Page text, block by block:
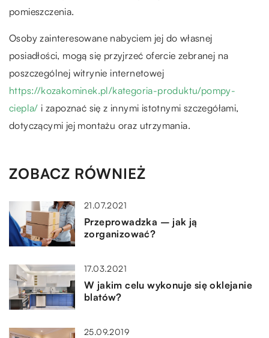
pomieszczenia.
Osoby zainteresowane nabyciem jej do własnej
posiadłości, mogą się przyjrzeć ofercie zebranej na
poszczególnej witrynie internetowej
https://kozakominek.pl/kategoria-produktu/pompy-
ciepla/ i zapoznać się z innymi istotnymi szczegółami,
dotyczącymi jej montażu oraz utrzymania.
ZOBACZ RÓWNIEŻ
21.07.2021
Przeprowadzka – jak ją
zorganizować?
17.03.2021
W jakim celu wykonuje się oklejanie
blatów?
25.09.2019